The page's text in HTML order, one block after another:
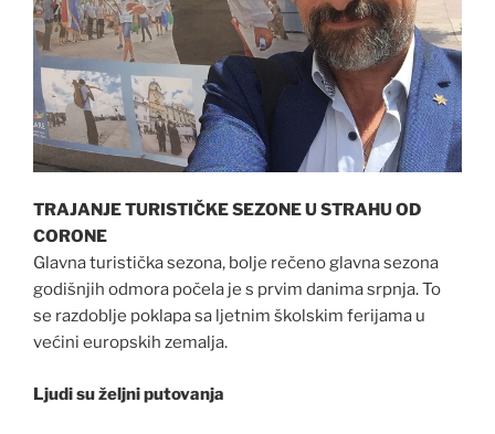
TRAJANJE TURISTIČKE SEZONE U STRAHU OD
CORONE
Glavna turistička sezona, bolje rečeno glavna sezona
godišnjih odmora počela je s prvim danima srpnja. To
se razdoblje poklapa sa ljetnim školskim ferijama u
većini europskih zemalja.
Ljudi su željni putovanja